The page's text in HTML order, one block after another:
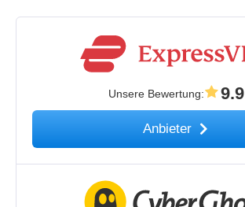
Unsere Bewertung: 9.9
Anbieter